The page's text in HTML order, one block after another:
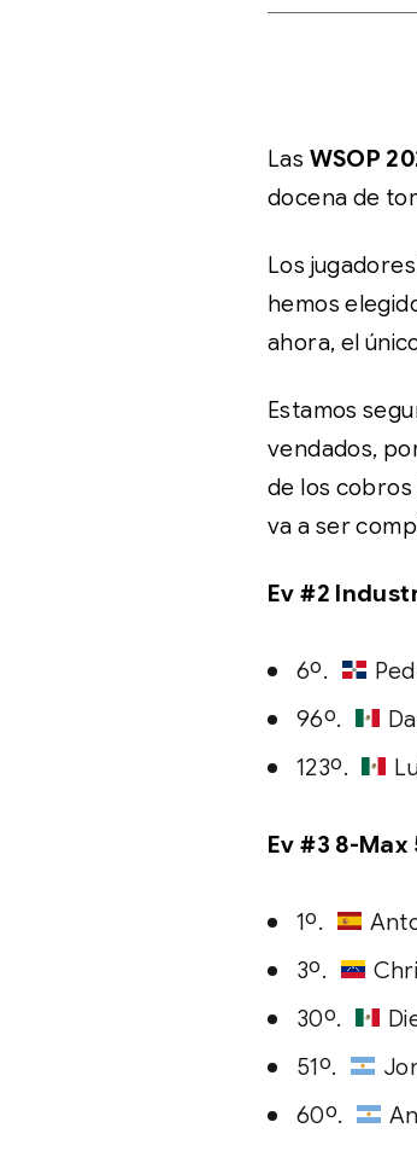
Las WSOP
docena de
Los
hemos
ahora, el
Estamos
vendados,
de los
va a ser
Ev #2
6º.
96º.
123º.
Ev #3 8-Max
1º.
3º.
30º.
51º.
60º.